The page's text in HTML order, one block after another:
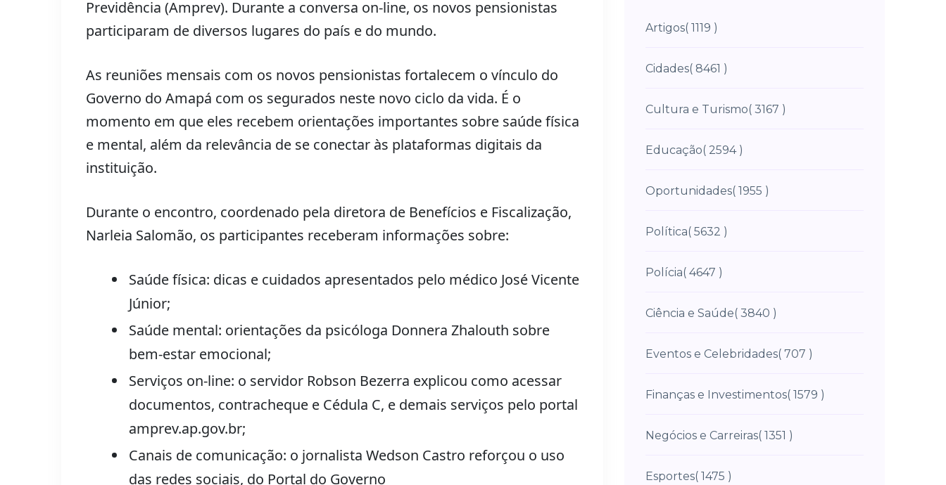
Previdência (Amprev). Durante a conversa on-line, os novos pensionistas
participaram de diversos lugares do país e do mundo.
As reuniões mensais com os novos pensionistas fortalecem o vínculo do
Governo do Amapá com os segurados neste novo ciclo da vida. É o
momento em que eles recebem orientações importantes sobre saúde física
e mental, além da relevância de se conectar às plataformas digitais da
instituição.
Durante o encontro, coordenado pela diretora de Benefícios e Fiscalização,
Narleia Salomão, os participantes receberam informações sobre:
Saúde física: dicas e cuidados apresentados pelo médico José Vicente
Júnior;
Saúde mental: orientações da psicóloga Donnera Zhalouth sobre
bem-estar emocional;
Serviços on-line: o servidor Robson Bezerra explicou como acessar
documentos, contracheque e Cédula C, e demais serviços pelo portal
amprev.ap.gov.br;
Canais de comunicação: o jornalista Wedson Castro reforçou o uso
das redes sociais, do Portal do Governo
Artigos( 1119 )
Cidades( 8461 )
Cultura e Turismo( 3167 )
Educação( 2594 )
Oportunidades( 1955 )
Política( 5632 )
Polícia( 4647 )
Ciência e Saúde( 3840 )
Eventos e Celebridades( 707 )
Finanças e Investimentos( 1579 )
Negócios e Carreiras( 1351 )
Esportes( 1475 )